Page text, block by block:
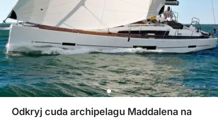
Odkryj cuda archipelagu Maddalena na